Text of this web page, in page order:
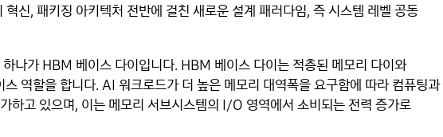
신, 패키징 아키텍처 전반에 걸친 새로운 설계 패러다임, 즉 시스템 레벨 공동
나가 HBM 베이스 다이입니다. HBM 베이스 다이는 적층된 메모리 다이와
역할을 합니다. AI 워크로드가 더 높은 메모리 대역폭을 요구함에 따라 컴퓨팅과
하고 있으며, 이는 메모리 서브시스템의 I/O 영역에서 소비되는 전력 증가로